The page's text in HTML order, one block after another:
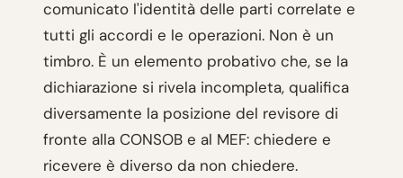
comunicato l'identità delle parti correlate e
tutti gli accordi e le operazioni. Non è un
timbro. È un elemento probativo che, se la
dichiarazione si rivela incompleta, qualifica
diversamente la posizione del revisore di
fronte alla CONSOB e al MEF: chiedere e
ricevere è diverso da non chiedere.